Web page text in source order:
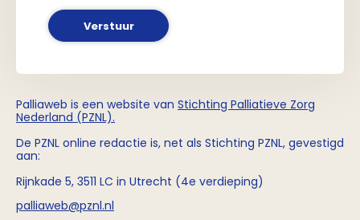
Verstuur
Palliaweb is een website van Stichting Palliatieve Zorg
Nederland (PZNL).
De PZNL online redactie is, net als Stichting PZNL, gevestigd
aan:
Rijnkade 5, 3511 LC in Utrecht (4e verdieping)
palliaweb@pznl.nl